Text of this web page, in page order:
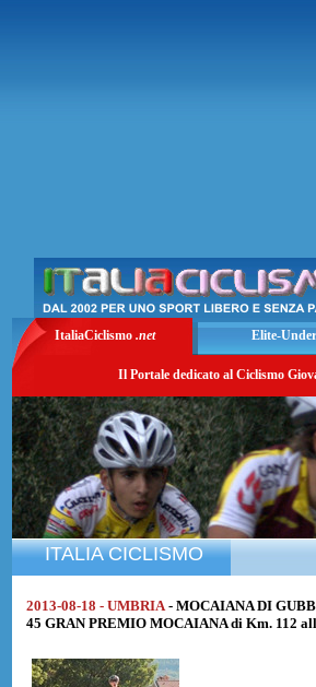
ItaliaCiclismo .net Elite-
Il Portale dedicato al Ciclismo
ITALIA CICLISMO
2013-08-18 - UMBRIA - MOCAIANA DI
45 GRAN PREMIO MOCAIANA di Km. 112